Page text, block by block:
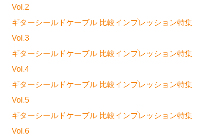
Vol.2
ギターシールドケーブル 比較インプレッション特集
Vol.3
ギターシールドケーブル 比較インプレッション特集
Vol.4
ギターシールドケーブル 比較インプレッション特集
Vol.5
ギターシールドケーブル 比較インプレッション特集
Vol.6